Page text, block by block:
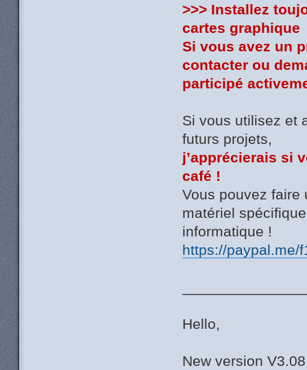
>>> Installez
cartes graphique
Si vous avez un
contacter ou
participé
Si vous utilisez et
futurs projets,
j’apprécierais si
café !
Vous pouvez faire
matériel
informatique !
https://paypal.me/
Hello,
New version